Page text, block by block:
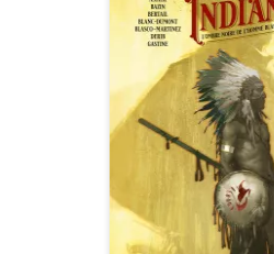
Go West :
!
Volume 02 -
Date
16/11/2022
Le parcours
de l’aigle sacré
pendant la conquête
Un western qui sent
la boue…